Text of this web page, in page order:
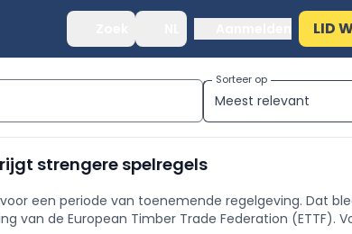
LID
Meest relevant
Sorteer op
strengere spelregels
een periode van toenemende regelgeving. Dat
van de European Timber Trade Federation (ETTF).